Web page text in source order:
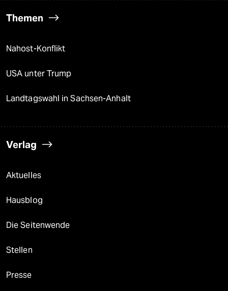
Themen
Nahost-Konflikt
USA unter Trump
Landtagswahl in Sachsen-Anhalt
Verlag
Aktuelles
Hausblog
Die Seitenwende
Stellen
Presse